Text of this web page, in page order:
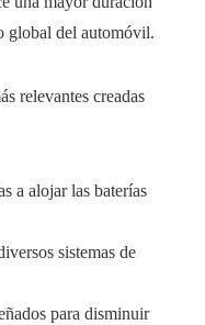
global del automóvil.
relevantes creadas
a alojar las baterías
sistemas de
para disminuir